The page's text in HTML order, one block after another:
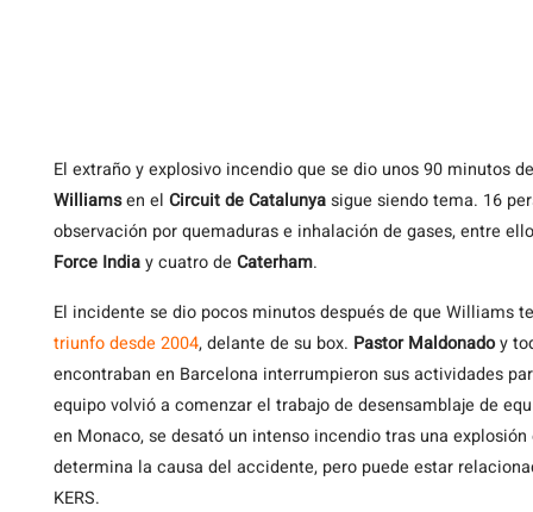
El extraño y explosivo incendio que se dio unos 90 minutos
Williamsen el Circuit de Catalunyasigue siendo tema. 16
observación por quemaduras e inhalación de gases, entre
Force Indiay cuatro de Caterham.
El incidente se dio pocos minutos después de que Williams
triunfo desde 2004, delante de su box. Pastor Maldonadoy
encontraban en Barcelona interrumpieron sus actividades
equipo volvió a comenzar el trabajo de desensamblaje de
en Monaco, se desató un intenso incendio tras una
determina la causa del accidente, pero puede estar
KERS.